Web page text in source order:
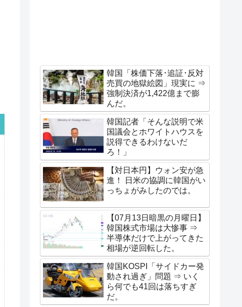
韓国「株価下落･追証･反対
売買の地獄絵図」現実に ⇒
強制決済が1,422億まで膨
んだ。
韓国記者「そんな説明で米
国議会とホワイトハウスを
説得できるわけないだ
ろ！」
【対日本円】ウォン安が急
進！ 日米の協調に韓国がい
っちょがみしたのでは。
【07月13日暗黒の月曜日】
韓国株式市場は大惨事 ⇒
半導体だけで上がってきた
相場が逆回転した。
韓国KOSPI「サイドカー発
動され過ぎ」問題 ⇒ いく
ら何でも41回は落ちすぎ
だ。